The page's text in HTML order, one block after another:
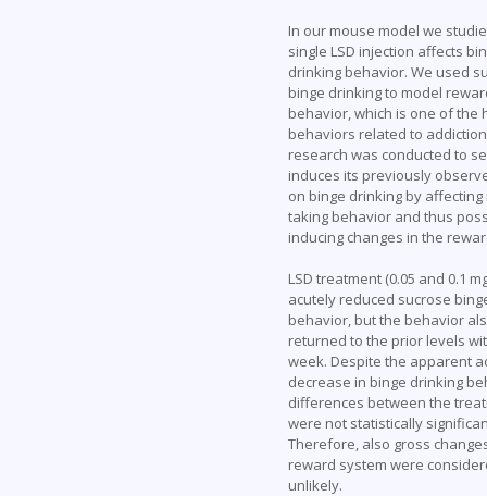
In our mouse model we
single LSD injection affects
drinking behavior. We used
binge drinking to model
behavior, which is one of the
behaviors related to
research was conducted to
induces its previously
on binge drinking by
taking behavior and thus
inducing changes in the
LSD treatment (0.05 and 0.1
acutely reduced sucrose
behavior, but the behavior
returned to the prior levels
week. Despite the apparent
decrease in binge drinking
differences between the
were not statistically
Therefore, also gross
reward system were
unlikely.